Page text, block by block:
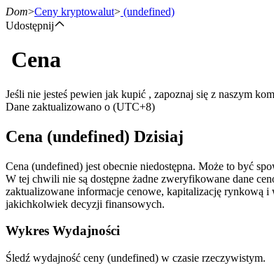
Kontrakty terminowe
Kontrakty terminowe na USDT
Kontrakty futures wykorzystujące USDT jako
Dom>Ceny kryptowalut> (undefined)
Udostępnij
Cena
Jeśli nie jesteś pewien jak kupić , zapoznaj się z naszym
Dane zaktualizowano o (UTC+8)
Cena (undefined) Dzisiaj
Cena (undefined) jest obecnie niedostępna. Może to być
W tej chwili nie są dostępne żadne zweryfikowane dane
zaktualizowane informacje cenowe, kapitalizację rynkową
jakichkolwiek decyzji finansowych.
Wykres Wydajności
Śledź wydajność ceny (undefined) w czasie rzeczywistym.